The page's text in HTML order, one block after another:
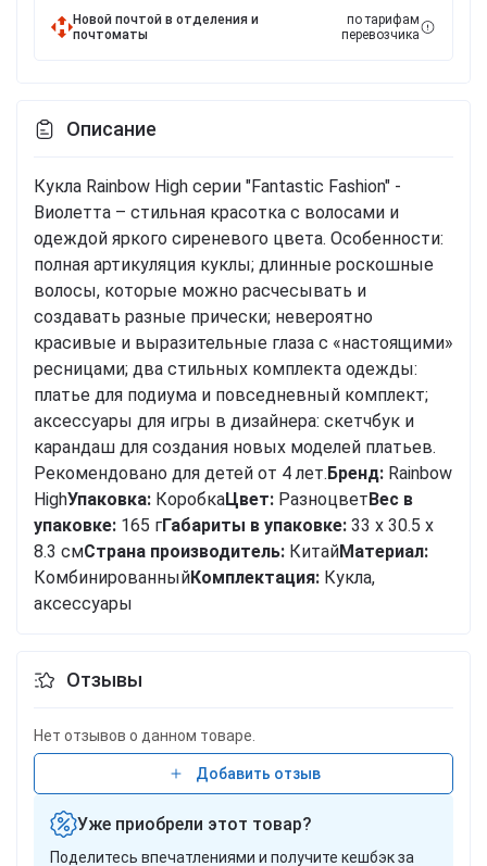
Новой почтой в отделения и
почтоматы
по тарифам
перевозчика
Описание
Кукла Rainbow High серии "Fantastic Fashion" -
Виолетта – стильная красотка с волосами и
одеждой яркого сиреневого цвета. Особенности:
полная артикуляция куклы; длинные роскошные
волосы, которые можно расчесывать и
создавать разные прически; невероятно
красивые и выразительные глаза с «настоящими»
ресницами; два стильных комплекта одежды:
платье для подиума и повседневный комплект;
аксессуары для игры в дизайнера: скетчбук и
карандаш для создания новых моделей платьев.
Рекомендовано для детей от 4 лет. Бренд: Rainbow
HighУпаковка: КоробкаЦвет: Разноцвет Вес в
упаковке: 165 гГабариты в упаковке: 33 x 30.5 x
8.3 смCтрана производитель: КитайМатериал:
КомбинированныйКомплектация: Кукла,
аксессуары
Отзывы
Нет отзывов о данном товаре.
Добавить отзыв
Уже приобрели этот товар?
Поделитесь впечатлениями и получите кешбэк за